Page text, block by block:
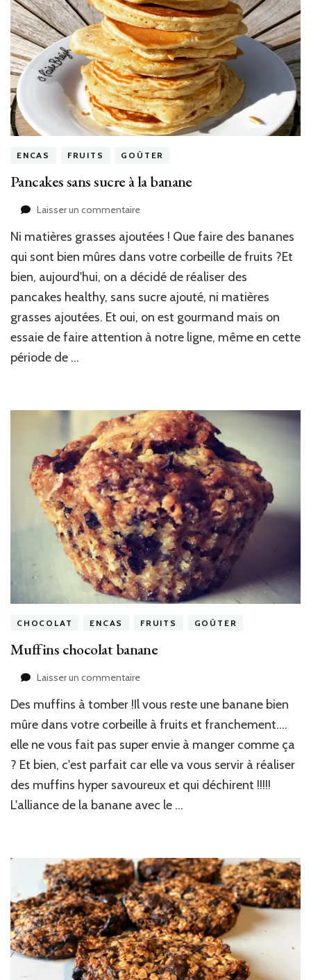
ENCAS FRUITS GOÛTER
Pancakes sans sucre à la banane
Laisser un commentairesur
sans
sucre
la
banane
Ni matières grasses ajoutées ! Que faire des bananes
qui sont bien mûres dans votre corbeille de fruits ?Et
bien, aujourd'hui, on a décidé de réaliser des
pancakes healthy, sans sucre ajouté, ni matières
grasses ajoutées. Et oui, on est gourmand mais on
essaie de faire attention à notre ligne, même en cette
période de …
CHOCOLAT ENCAS FRUITS GOÛTER
Muffins chocolat banane
Laisser un commentairesur
chocolat
banane
Des muffins à tomber !Il vous reste une banane bien
mûre dans votre corbeille à fruits et franchement….
elle ne vous fait pas super envie à manger comme ça
? Et bien, c'est parfait car elle va vous servir à réaliser
des muffins hyper savoureux et qui déchirent !!!!!
L'alliance de la banane avec le …